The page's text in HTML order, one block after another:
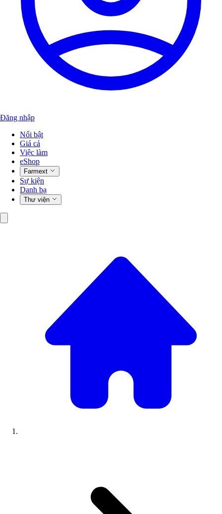
Đăng nhập
Nổi bật
Giá cả
Việc làm
eShop
Farmext
Sự kiện
Danh bạ
Thư viện